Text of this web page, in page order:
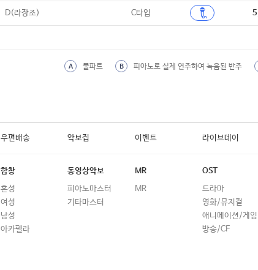
19
21 어쩌다 마주친 그대 (송골매) 합창
언젠가는
25 엄마가 딸에게 합창
27 여름 안에서
28 여름아 부탁해 (인디고) 합창
29
D(라장조) C타입
A 풀파트 B 피아노로 실제 연주하여 녹음된 반주
우편배송 악보집 이벤트 라이브데이
합창
혼성
여성
남성
아카펠라
동영상악보
피아노마스터
기타마스터
MR
MR
OST
드라마
영화/뮤지컬
애니메이션/게임
방송/CF